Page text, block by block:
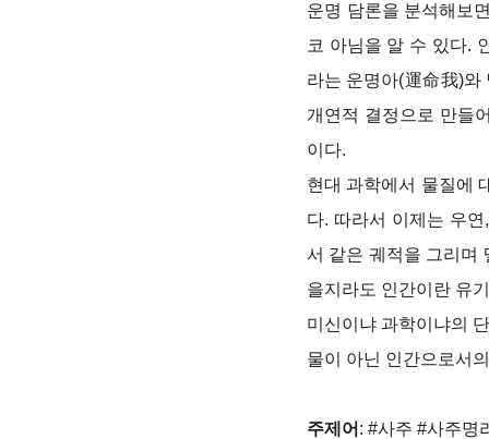
운명 담론을 분석해보
코 아님을 알 수 있다.
라는 운명아(運命我)와
개연적 결정으로 만들
이다.
현대 과학에서 물질에
다. 따라서 이제는 우
서 같은 궤적을 그리며
을지라도 인간이란 유
미신이냐 과학이냐의
물이 아닌 인간으로서
주제어 : #사주 #사주명